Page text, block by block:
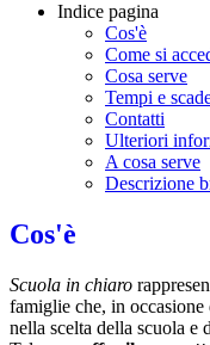
Indice pagina
Cos'è
Come si
Cosa serve
Tempi e
Contatti
Ulteriori
A cosa serve
Descrizione
Cos'è
Scuola in chiaro
famiglie che, in
nella scelta della scuola